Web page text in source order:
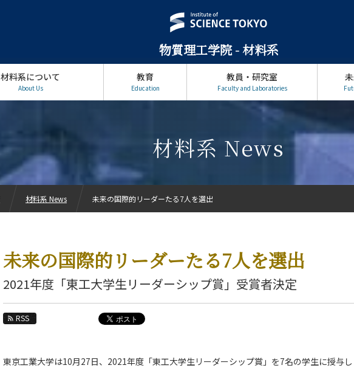
物質理工学院 - 材料系
材料系について
About Us
教育
Education
教員・研究室
Faculty and Laboratories
材料系 News
未来の国際的リーダーたる7人を選出
2021年度「東工大学生リーダーシップ賞」受賞者決定
RSS
東京工業大学は10月27日、2021年度「東工大学生リーダーシップ賞」を7名の学生に授与し
材料系 News 未来の国際的リーダーたる7人を選出